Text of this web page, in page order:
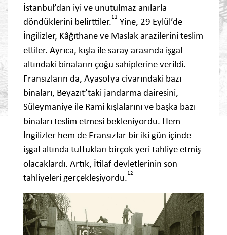
İstanbul’dan iyi ve unutulmaz anılarla
döndüklerini belirttiler.11 Yine, 29 Eylül’de
İngilizler, Kâğıthane ve Maslak arazilerini teslim
ettiler. Ayrıca, kışla ile saray arasında işgal
altındaki binaların çoğu sahiplerine verildi.
Fransızların da, Ayasofya civarındaki bazı
binaları, Beyazıt’taki jandarma dairesini,
Süleymaniye ile Rami kışlalarını ve başka bazı
binaları teslim etmesi bekleniyordu. Hem
İngilizler hem de Fransızlar bir iki gün içinde
işgal altında tuttukları birçok yeri tahliye etmiş
olacaklardı. Artık, İtilaf devletlerinin son
tahliyeleri gerçekleşiyordu.12